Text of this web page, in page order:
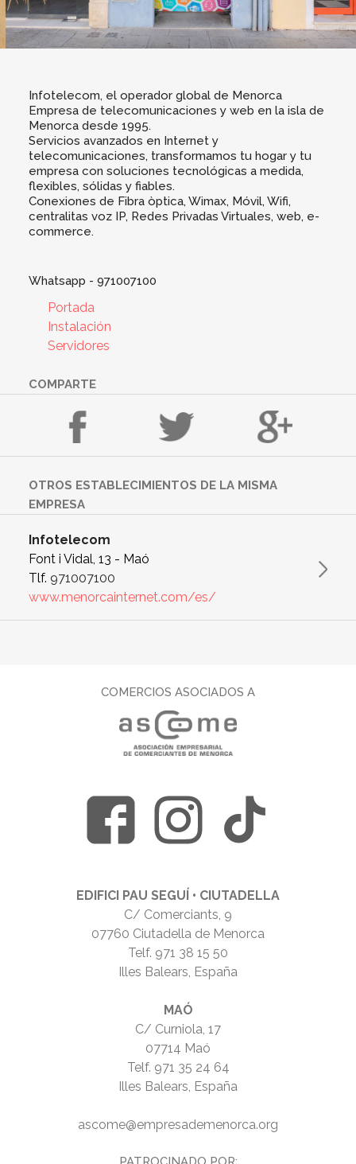
Infotelecom, el operador global de Menorca
Empresa de telecomunicaciones y web en la isla de
Menorca desde 1995.
Servicios avanzados en Internet y
telecomunicaciones, transformamos tu hogar y tu
empresa con soluciones tecnológicas a medida,
flexibles, sólidas y fiables.
Conexiones de Fibra òptica, Wimax, Móvil, Wifi,
centralitas voz IP, Redes Privadas Virtuales, web, e-
commerce.
Whatsapp - 971007100
Portada
Instalación
Servidores
COMPARTE
OTROS ESTABLECIMIENTOS DE LA MISMA
EMPRESA
Infotelecom
Font i Vidal, 13 - Maó
Tlf. 971007100
www.menorcainternet.com/es/
COMERCIOS ASOCIADOS A
EDIFICI PAU SEGUÍ • CIUTADELLA
C/ Comerciants, 9
07760 Ciutadella de Menorca
Telf. 971 38 15 50
Illes Balears, España
MAÓ
C/ Curniola, 17
07714 Maó
Telf. 971 35 24 64
Illes Balears, España
ascome@empresademenorca.org
PATROCINADO POR: